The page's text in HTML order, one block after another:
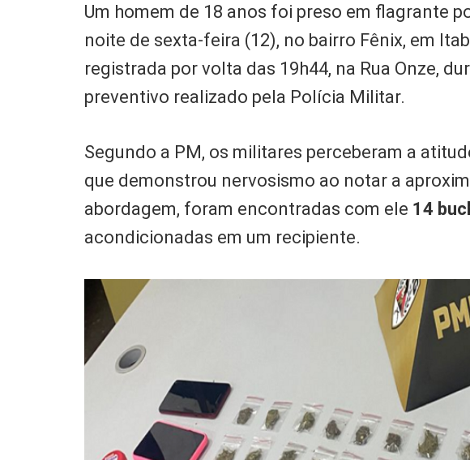
Um homem de 18 anos foi preso em flagrante
noite de sexta-feira (12), no bairro Fênix, em
registrada por volta das 19h44, na Rua Onze,
preventivo realizado pela Polícia Militar.
Segundo a PM, os militares perceberam a
que demonstrou nervosismo ao notar a
abordagem, foram encontradas com ele 14
acondicionadas em um recipiente.